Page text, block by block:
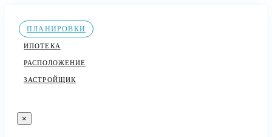
ПЛАНИРОВКИ
ИПОТЕКА
РАСПОЛОЖЕНИЕ
ЗАСТРОЙЩИК
×